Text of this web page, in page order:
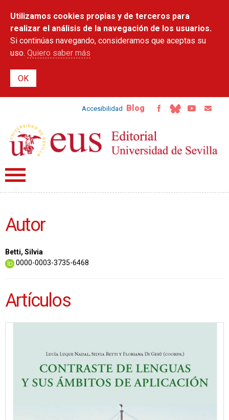
contenido
principal
Utilizamos cookies propias y de terceros para
realizar el análisis de la navegación de los usuarios.
Si continúas navegando, consideramos que aceptas su
uso. Quiero saber más
Accesibilidad Blog
Autor
Betti, Silvia
0000-0003-3735-6468
Artículos